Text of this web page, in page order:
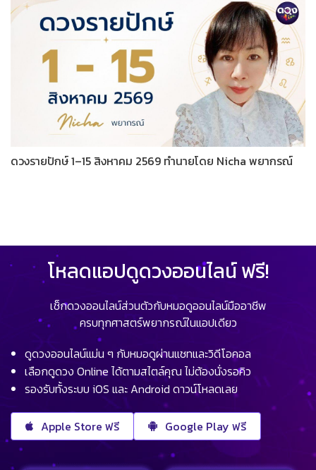
ดวงรายปักษ์ 1–15 สิงหาคม 2569 ทำนายโดย Nicha พยากรณ์
โหลดแอปดูดวงออนไลน์ ฟรี!
เช็กดวงออนไลน์ส่วนตัวกับหมอดูออนไลน์มืออาชีพ
ครบทุกศาสตร์พยากรณ์ในแอปเดียว
ดูดวงออนไลน์แม่น ๆ กับหมอดูผ่านแชทและวิดีโอคอล
เลือกดูดวง Online ได้ตามสไตล์คุณ ไม่ต้องนั่งรอคิว
รองรับทั้งระบบ iOS และ Android ดาวน์โหลดเลย
Apple Store ฟรี Google Play ฟรี